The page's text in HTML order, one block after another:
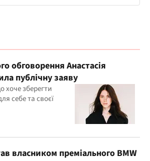
обговорення Анастасія
публічну заяву
хоче зберегти
себе та своєї
власником преміального BMW